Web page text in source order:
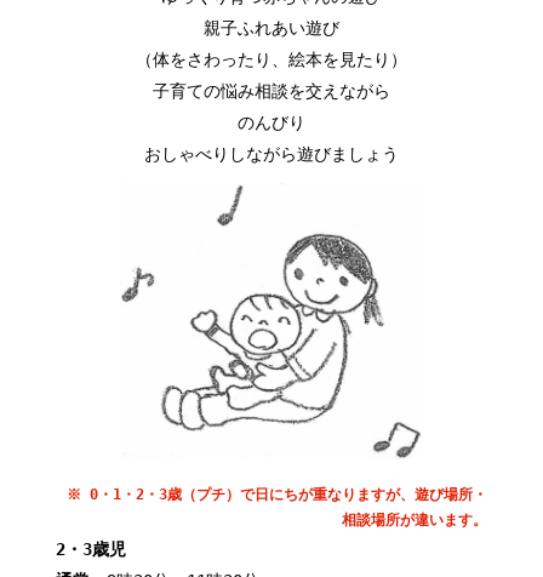
親子ふれあい遊び
（体をさわったり、絵本を見たり）
子育ての悩み相談を交えながら
のんびり
おしゃべりしながら遊びましょう
※ 0・1・2・3歳（プチ）で日にちが重なりますが、遊び場所・
相談場所が違います。
2・3歳児